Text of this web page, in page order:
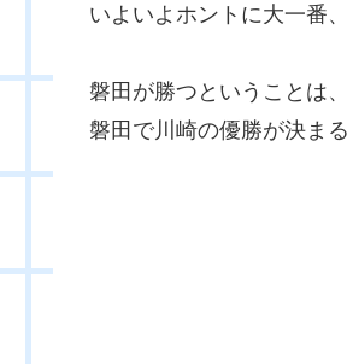
いよいよホントに大一番
磐田が勝つということは
磐田で川崎の優勝が決ま